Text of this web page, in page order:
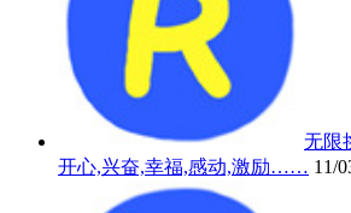
无限
开心,兴奋,幸福,感动,激励…… 11/